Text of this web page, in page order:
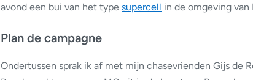
avond een bui van het type supercell in de omgeving van
Plan de campagne
Ondertussen sprak ik af met mijn chasevrienden Gijs de